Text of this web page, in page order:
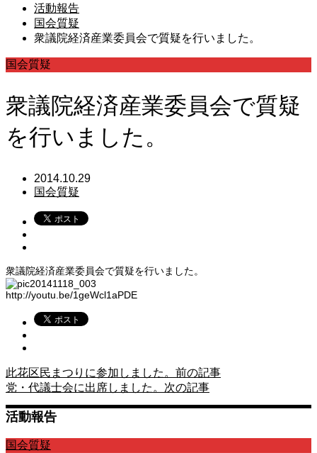
活動報告
国会質疑
衆議院経済産業委員会で質疑を行いました。
国会質疑
衆議院経済産業委員会で質疑
を行いました。
2014.10.29
国会質疑
衆議院経済産業委員会で質疑を行いました。
http://youtu.be/1geWcl1aPDE
此花区民まつりに参加しました。 前の記事
党・代議士会に出席しました。 次の記事
活動報告
国会質疑